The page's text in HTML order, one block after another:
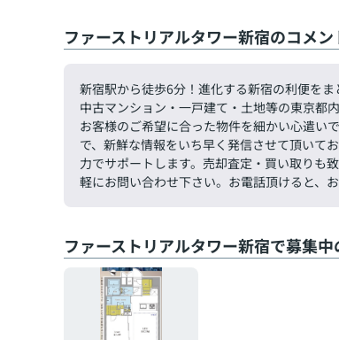
ファーストリアルタワー新宿のコメ
新宿駅から徒歩6分！進化する新宿の利便を
中古マンション・一戸建て・土地等の東京都
お客様のご希望に合った物件を細かい心遣い
で、新鮮な情報をいち早く発信させて頂いて
力でサポートします。売却査定・買い取りも
軽にお問い合わせ下さい。お電話頂けると、お
ファーストリアルタワー新宿で募集中